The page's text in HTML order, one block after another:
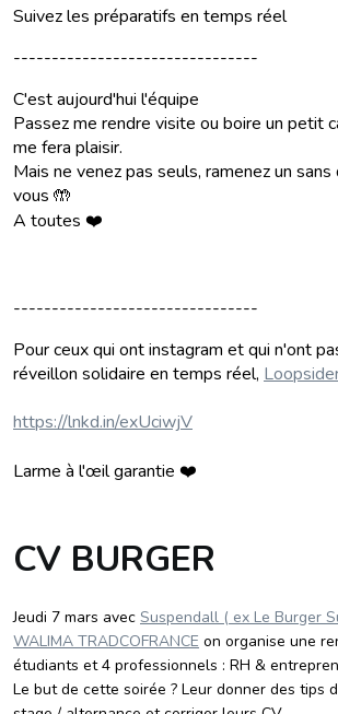
Suivez les préparatifs en temps réel
--------------------------------
C'est aujourd'hui l'équipe
Passez me rendre visite ou boire un petit
me fera plaisir.
Mais ne venez pas seuls, ramenez un
vous 🤲
A toutes ❤️
--------------------------------
Pour ceux qui ont instagram et qui n'ont
réveillon solidaire en temps réel,
https://lnkd.in/exUciwjV
Larme à l'œil garantie ❤️
CV BURGER
Jeudi 7 mars avec Suspendall ( ex Le Burger
WALIMA TRADCOFRANCE on organise une
étudiants et 4 professionnels : RH &
Le but de cette soirée ? Leur donner des tips